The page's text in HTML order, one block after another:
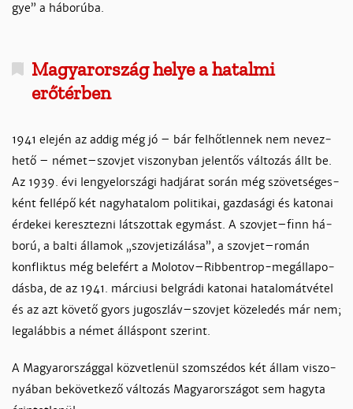
gye” a há­bo­rú­ba.
Magyarország helye a hatalmi
erőtérben
1941 ele­jén az ad­dig még jó – bár fel­hőt­len­nek nem ne­vez­
he­tő – né­met–szov­jet vi­szony­ban je­len­tős vál­to­zás állt be.
Az 1939. évi len­gyelor­szá­gi had­já­rat so­rán még szö­vet­sé­ges­
ként fel­lé­pő két nagy­ha­ta­lom po­li­ti­kai, gaz­da­sá­gi és ka­to­nai
ér­de­kei ke­resz­tez­ni lát­szot­tak egy­mást. A szov­jet–finn há­
bo­rú, a bal­ti ál­la­mok „szov­je­ti­zá­lá­sa”, a szov­jet–ro­mán
konf­lik­tus még be­le­fért a Mo­lo­tov–Rib­bent­rop-­me­gál­la­po­
dás­ba, de az 1941. már­ciu­si belg­rá­di ka­to­nai ha­ta­lom­át­vé­tel
és az azt kö­ve­tő gyors ju­go­szláv–szov­jet kö­ze­le­dés már nem;
legalábbis a né­met ál­lás­pont sze­rint.
A Ma­gyaror­szág­gal köz­vet­le­nül szom­­szé­dos két ál­lam vi­szo­
nyá­ban be­kö­vet­ke­ző vál­to­zás Ma­gyaror­szá­got sem hagy­ta